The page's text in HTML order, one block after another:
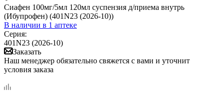
Сиафен 100мг/5мл 120мл суспензия д/приема внутрь
(Ибупрофен) (401N23 (2026-10))
В наличии в 1 аптеке
Серия:
401N23 (2026-10)
Заказать
Наш менеджер обязательно свяжется с вами и уточнит
условия заказа